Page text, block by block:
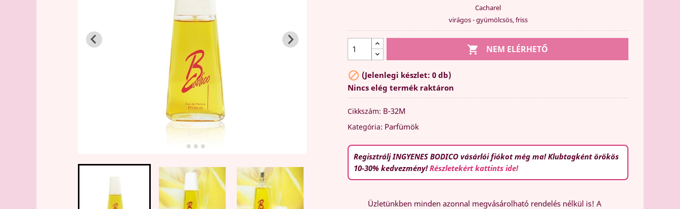
Cacharel
virágos - gyümölcsös, friss
 NEM ELÉRHETŐ
 (Jelenlegi készlet: 0 db)
Nincs elég termék raktáron
Cikkszám: B-32M
Kategória: Parfümök
Regisztrálj INGYENES BODICO vásárlói fiókot még ma! Klubtagként örökös
10-30% kedvezmény!Részletekért kattints ide!
Üzletünkben minden azonnal megvásárolható rendelés nélkül is! A